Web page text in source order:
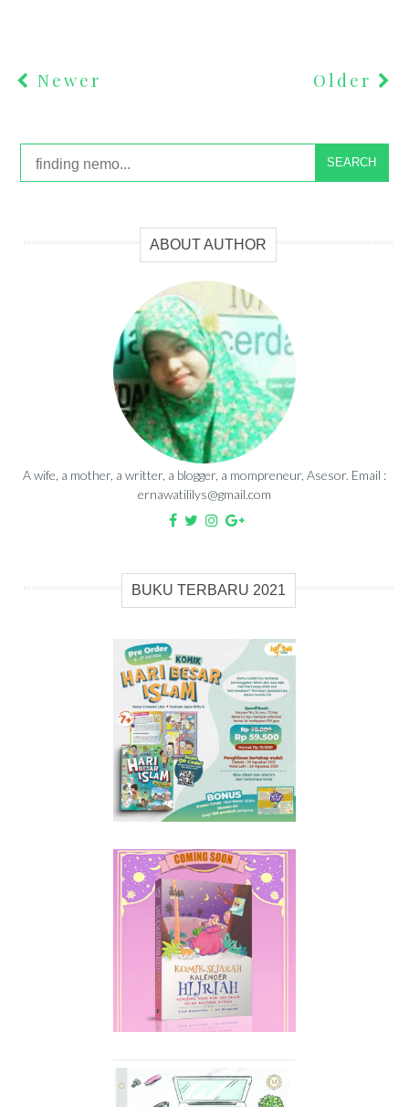
Newer Older
SEARCH
ABOUT AUTHOR
A wife, a mother, a writter, a blogger, a mompreneur, Asesor. Email :
ernawatililys@gmail.com
BUKU TERBARU 2021